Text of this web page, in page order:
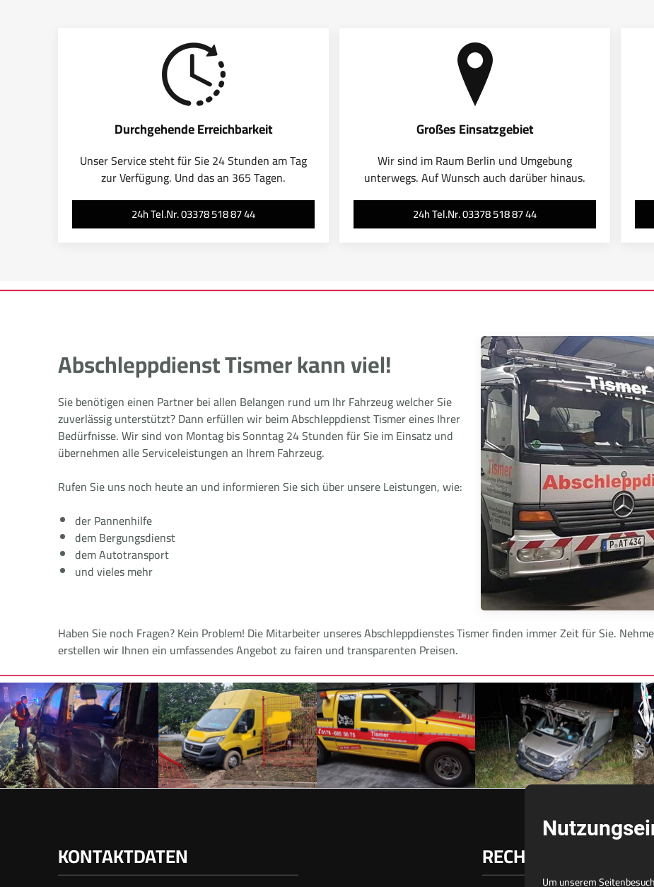
Um unserem
Durchgehende Erreichbarkeit
Unser Service steht für Sie 24 Stunden am Tag
zur Verfügung. Und das an 365 Tagen.
24h Tel.Nr. 03378 518 87 44
Großes Einsatzgebiet
Wir sind im Raum Berlin und Umgebung
unterwegs. Auf Wunsch auch darüber hinaus.
24h Tel.Nr. 03378 518 87 44
Abschleppdienst Tismer kann viel!
Sie benötigen einen Partner bei allen Belangen rund um Ihr Fahrzeug welcher Sie
zuverlässig unterstützt? Dann erfüllen wir beim Abschleppdienst Tismer eines Ihrer
Bedürfnisse. Wir sind von Montag bis Sonntag 24 Stunden für Sie im Einsatz und
übernehmen alle Serviceleistungen an Ihrem Fahrzeug.
Rufen Sie uns noch heute an und informieren Sie sich über unsere Leistungen, wie:
der Pannenhilfe
dem Bergungsdienst
dem Autotransport
und vieles mehr
Haben Sie noch Fragen? Kein Problem! Die Mitarbeiter unseres Abschleppdienstes Tismer finden immer Zeit für Sie.
erstellen wir Ihnen ein umfassendes Angebot zu fairen und transparenten Preisen.
KONTAKTDATEN RECHTLICHES